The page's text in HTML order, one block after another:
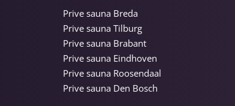
Prive sauna Breda
Prive sauna Tilburg
Prive sauna Brabant
Prive sauna Eindhoven
Prive sauna Roosendaal
Prive sauna Den Bosch